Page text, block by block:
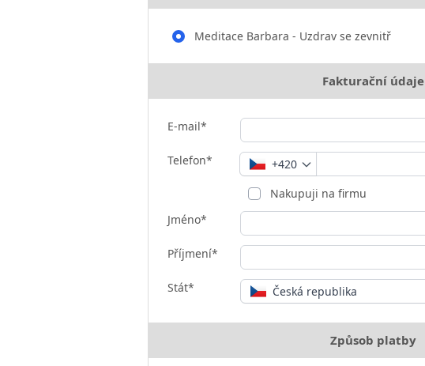
Meditace Barbara - Uzdrav se zevnitř
Fakturační údaje
E-mail*
Telefon*
+420
Nakupuji na firmu
Jméno*
Příjmení*
Stát* Česká republika
Způsob platby